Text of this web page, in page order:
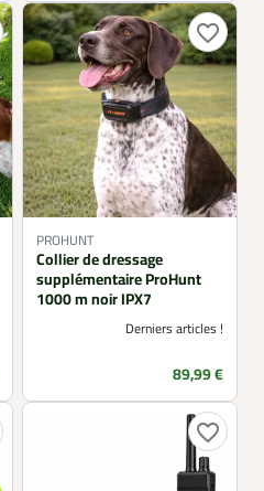
favorite_border
PROHUNT
Collier de dressage
supplémentaire ProHunt
1000 m noir IPX7
Derniers articles !
Prix
89,99 €
favorite_border